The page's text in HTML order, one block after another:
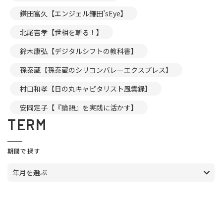
鎌田富久【エンジェル鎌田’sEye】
北尾吉孝【世相を斬る！】
鈴木康弘【デジタルシフトの教科書】
孫泰蔵【孫泰蔵のシリコンバレーエクスプレス】
村口和孝【日の丸キャピタリスト風雲録】
安岡定子【『論語』を実践に活かす】
TERM
期間で探す
年月を選ぶ